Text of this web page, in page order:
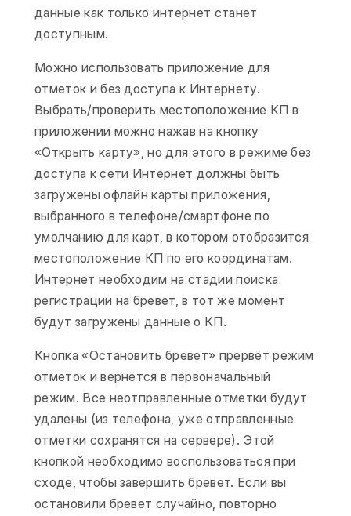
данные как только интернет станет
доступным.
Можно использовать приложение для
отметок и без доступа к Интернету.
Выбрать/проверить местоположение КП в
приложении можно нажав на кнопку
«Открыть карту», но для этого в режиме без
доступа к сети Интернет должны быть
загружены офлайн карты приложения,
выбранного в телефоне/смартфоне по
умолчанию для карт, в котором отобразится
местоположение КП по его координатам.
Интернет необходим на стадии поиска
регистрации на бревет, в тот же момент
будут загружены данные о КП.
Кнопка «Остановить бревет» прервёт режим
отметок и вернётся в первоначальный
режим. Все неотправленные отметки будут
удалены (из телефона, уже отправленные
отметки сохранятся на сервере). Этой
кнопкой необходимо воспользоваться при
сходе, чтобы завершить бревет. Если вы
остановили бревет случайно, повторно